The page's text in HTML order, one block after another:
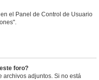
el Panel de Control de Usuario
foro?
archivos adjuntos. Si no está